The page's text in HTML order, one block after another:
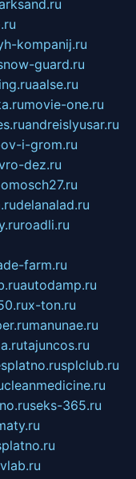
kompanij.ru
guard.ru
aalse.ru
movie-one.ru
andreislyusar.ru
i-grom.ru
dez.ru
delanalad.ru
roadli.ru
farm.ru
autodamp.ru
x-ton.ru
manunae.ru
tajuncos.ru
splclub.ru
cleanmedicine.ru
seks-365.ru